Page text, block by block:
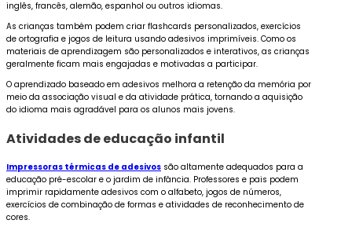
inglês, francês, alemão, espanhol ou outros idiomas.
As crianças também podem criar flashcards personalizados, exercícios
de ortografia e jogos de leitura usando adesivos imprimíveis. Como os
materiais de aprendizagem são personalizados e interativos, as crianças
geralmente ficam mais engajadas e motivadas a participar.
O aprendizado baseado em adesivos melhora a retenção da memória por
meio da associação visual e da atividade prática, tornando a aquisição
do idioma mais agradável para os alunos mais jovens.
Atividades de educação infantil
Impressoras térmicas de adesivos são altamente adequados para a
educação pré-escolar e o jardim de infância. Professores e pais podem
imprimir rapidamente adesivos com o alfabeto, jogos de números,
exercícios de combinação de formas e atividades de reconhecimento de
cores.